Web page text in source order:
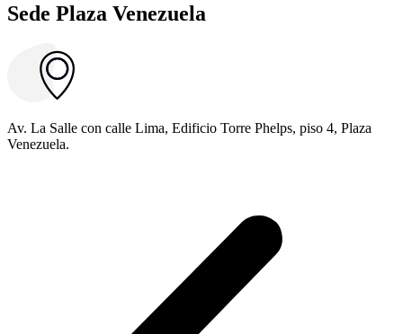
Sede Plaza Venezuela
Av. La Salle con calle Lima, Edificio Torre Phelps, piso 4, Plaza
Venezuela.